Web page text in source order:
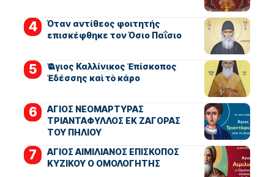
Όταν αντίθεος φοιτητής
επισκέφθηκε τον Όσιο Παΐσιο
Ὁ Ἅγιος Καλλίνικος Ἐπίσκοπος
Ἐδέσσης καὶ τὸ κάρο
ΑΓΙΟΣ ΝΕΟΜΑΡΤΥΡΑΣ
ΤΡΙΑΝΤΑΦΥΛΛΟΣ ΕΚ ΖΑΓΟΡΑΣ
ΤΟΥ ΠΗΛΙΟΥ
ΑΓΙΟΣ ΑΙΜΙΛΙΑΝΟΣ ΕΠΙΣΚΟΠΟΣ
ΚΥΖΙΚΟΥ Ο ΟΜΟΛΟΓΗΤΗΣ